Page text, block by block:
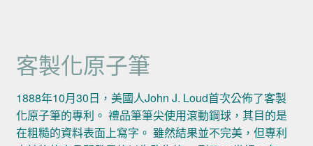
客製化原子筆
1888年10月30日，美國人John J. Loud首次公佈了客製
化原子筆的專利。 禮品筆筆尖使用滾動鋼球，其目的是
在粗糙的資料表面上寫字。 雖然結果並不完美，但專利